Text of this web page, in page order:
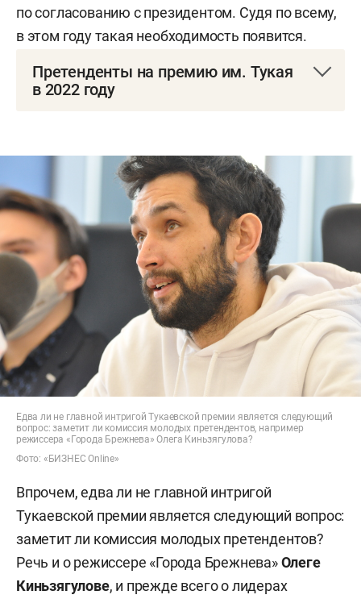
по согласованию с президентом. Судя по всему,
в этом году такая необходимость появится.
Претенденты на премию им. Тукая
в 2022 году
Гиззатуллина Флера Сабирзяновна
поэму «Яну дәверләрендә» («В эпоху горения»),
поэма «Вөҗдан үре — йөрәк түре»;
2) Кабиров Марат Рафилевич: фантастические
романы «Бердәнбер һәм кабатланмас»
(«Единственный и неповторимый) и «Китап»
(«Книга»);
3)Алешков Николай Петрович:художественные
переводы и за цикл произведений «„Жизнь моя“,
луга», избранная лирика, «Мои поэмы»,
«Причастие», Избранная лирика»;
4)Низамиев Рашат Мияссарович (Рашат
Низами): книги «Уч төбендә — яшен»
(«На ладонях молния»), «Татар моңының өч
йолдызы» («Созвездие татарских
композиторов»);
Едва ли не главной интригой Тукаевской премии является следующий
вопрос: заметит ли комиссия молодых претендентов, например
режиссера «Города Брежнева» Олега Киньзягулова?
Фото: «БИЗНЕС Online»
Впрочем, едва ли не главной интригой
Тукаевской премии является следующий вопрос:
заметит ли комиссия молодых претендентов?
Речь и о режиссере «Города Брежнева»Олеге
Киньзягулове, и прежде всего о лидерах